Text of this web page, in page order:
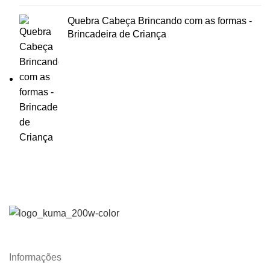
Quebra Cabeça Brincando com as formas -
Brincadeira de Criança
Informações